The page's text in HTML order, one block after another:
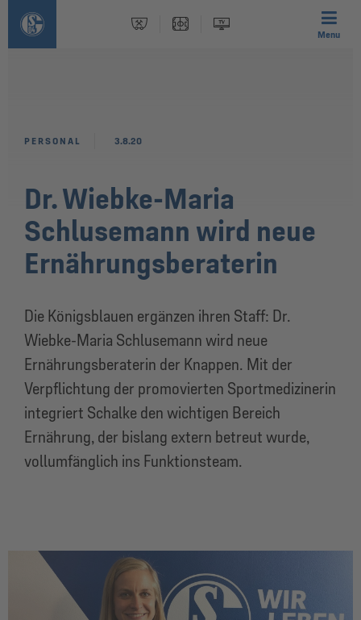
Menu
Dr. Wiebke-Maria
Schlusemann wird neue
Ernährungsberaterin
Die Königsblauen ergänzen ihren Staff: Dr.
Wiebke-Maria Schlusemann wird neue
Ernährungsberaterin der Knappen. Mit der
Verpflichtung der promovierten Sportmedizinerin
integriert Schalke den wichtigen Bereich
Ernährung, der bislang extern betreut wurde,
vollumfänglich ins Funktionsteam.
PERSONAL 3.8.20